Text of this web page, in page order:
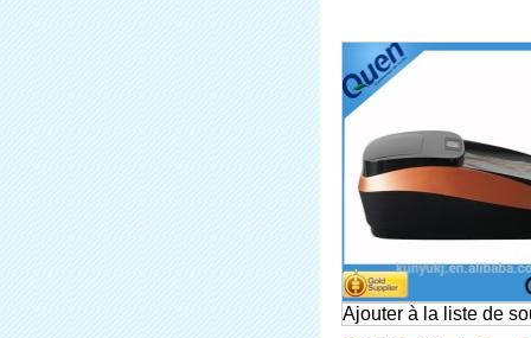
Couvre
Ajouter à la liste de